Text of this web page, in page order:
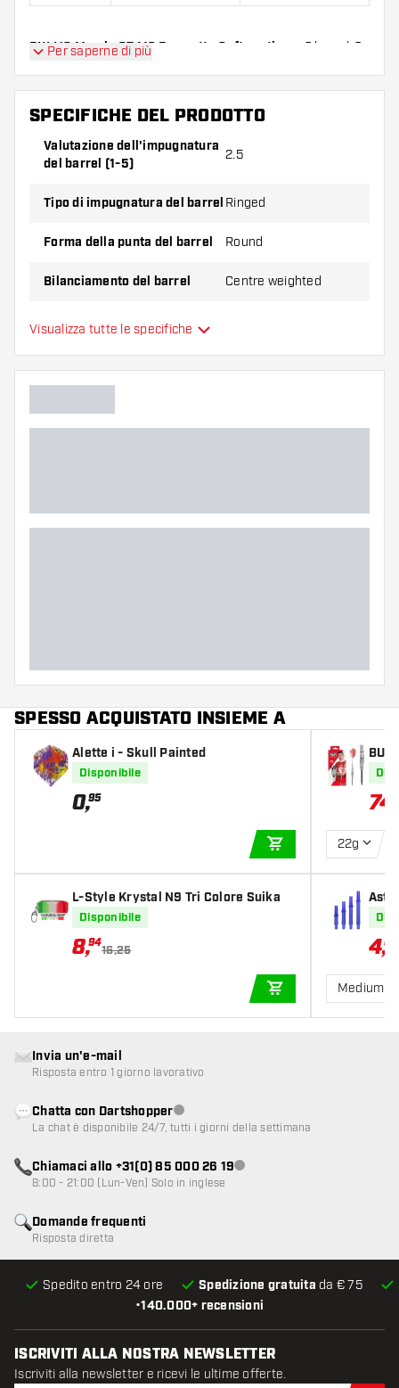
BULL'S Mamba97 M3 Freccette Soft contiene:
3 barrel, 3
Per saperne di più
SPECIFICHE DEL PRODOTTO
Valutazione dell'impugnatura
del barrel (1-5)
2.5
Tipo di impugnatura del barrel Ringed
Forma della punta del barrel Round
Bilanciamento del barrel Centre weighted
Materiale delle freccette
Impugnatura della punta del
Giocatore di freccette
Visualizza tutte le specifiche
SPESSO ACQUISTATO INSIEME A
Alette i - Skull Painted
Disponibile
0,95
AGGIUNGI AL
L-Style Krystal N9 Tri Colore Suika
Disponibile
8,94
16,25
AGGIUNGI AL
74
22g
ght
4,67
Medium
•140.000+ recensioni
Spedito entro 24 ore Spedizione gratuita da € 75
Domande frequenti
Risposta diretta
Invia un'e-mail
Risposta entro 1 giorno lavorativo
Chatta con DartshopperServizio clienti non disponibile
La chat è disponibile 24/7, tutti i giorni della settimana
Chiamaci allo +31(0) 85 000 26 19Servizio clienti non disponibile
8:00 - 21:00 (Lun-Ven) Solo in inglese
ISCRIVITI ALLA NOSTRA NEWSLETTER
Iscriviti alla newsletter e ricevi le ultime offerte.